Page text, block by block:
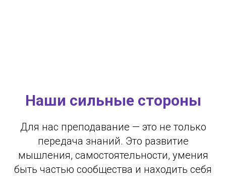
Наши сильные стороны
Для нас преподавание — это не только
передача знаний. Это развитие
мышления, самостоятельности, умения
быть частью сообщества и находить себя